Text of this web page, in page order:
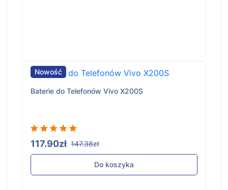
Nowość
Baterie do Telefonów Vivo X200S
117.90zł 147.38zł
Do koszyka